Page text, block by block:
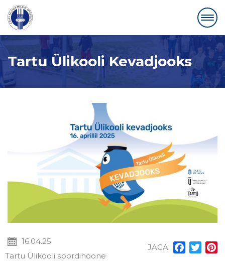
Tartu Ülikooli Kevadjooks
16.04.25
Tartu Ülikooli spordihoone
JAGA Facebook